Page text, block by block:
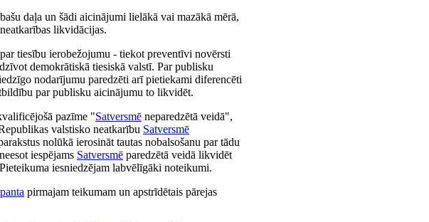
daļa un šādi aicinājumi lielākā vai mazākā mērā,
likvidācijas.
tiesību ierobežojumu - tiekot preventīvi novērsti
demokrātiskā tiesiskā valstī. Par publisku
nodarījumu paredzēti arī pietiekami diferencēti
par publisku aicinājumu to likvidēt.
pazīme "Satversmē neparedzētā veidā",
valstisko neatkarību Satversmē
nolūkā ierosināt tautas nobalsošanu par tādu
iespējams Satversmē paredzētā veidā likvidēt
iesniedzējam labvēlīgāki noteikumi.
pirmajam teikumam un apstrīdētais pārejas